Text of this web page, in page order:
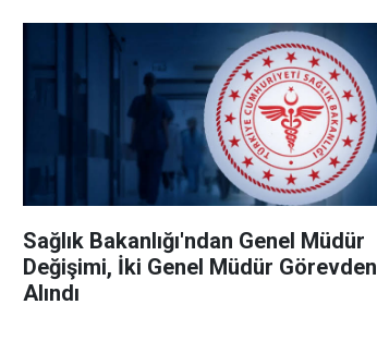
Sağlık Bakanlığı'ndan Genel Müdür
Değişimi, İki Genel Müdür Görevden
Alındı